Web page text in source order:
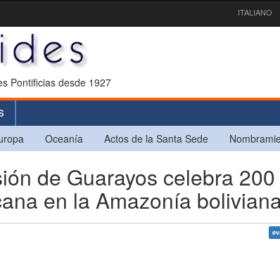
ITALIANO
Pontificias desde 1927
Oceanía Actos de la Santa Sede
de Guarayos celebra
en la Amazonía